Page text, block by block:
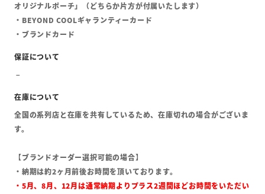
オリジナルポーチ」（どちらか片方が付属いたします）
・BEYOND COOLギャランティーカード
・ブランドカード
全国の系列店と在庫を共有しているため、在庫切れの場合がございま
す。
【ブランドオーダー選択可能の場合】
・納期は約2ヶ月前後お時間を頂いております。
・5月、8月、12月は通常納期よりプラス2週間ほどお時間をいただい